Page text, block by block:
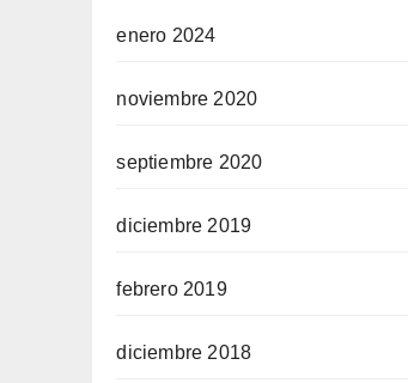
enero 2024
noviembre 2020
septiembre 2020
diciembre 2019
febrero 2019
diciembre 2018